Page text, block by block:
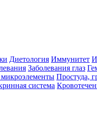
Диетология Иммунитет
Заболевания глаз
Простуда,
система